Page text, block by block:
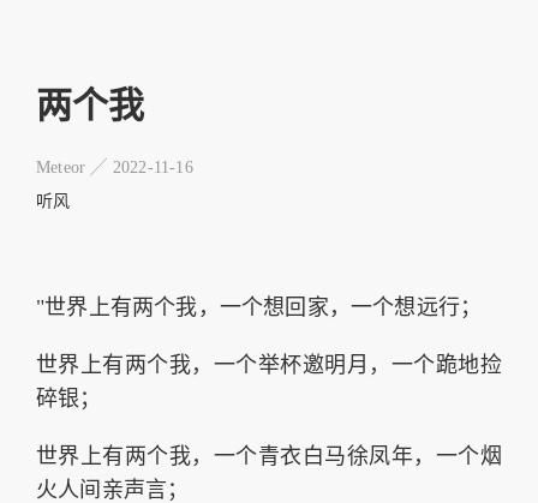
两个我
Meteor ╱ 2022-11-16
听风
"世界上有两个我，一个想回家，一个想远行；
世界上有两个我，一个举杯邀明月，一个跪地捡
碎银；
世界上有两个我，一个青衣白马徐凤年，一个烟
火人间亲声言；